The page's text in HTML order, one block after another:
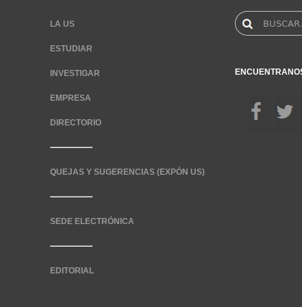
LA US
ESTUDIAR
INVESTIGAR
EMPRESA
DIRECTORIO
QUEJAS Y SUGERENCIAS (EXPÓN US)
SEDE ELECTRÓNICA
EDITORIAL